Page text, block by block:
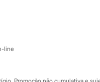
Atendimento
line